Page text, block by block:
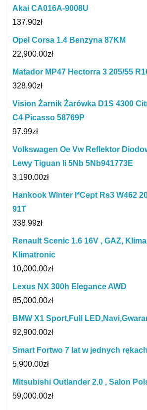
Akai CA016A-9008U
137.90zł
Opel Corsa 1.4 Benzyna 87KM
22,900.00zł
Matador MP47 Hectorra 3 205/55
328.90zł
Vision Żarnik Żarówka D1S 4300
C4 Picasso 58769P
97.99zł
Volkswagen Oe Vw Reflektor
Lewy Tiguan Ii 5Nb 5Nb941773E
3,190.00zł
Hankook Winter I*Cept Rs3 W462
91T
338.99zł
Renault Scenic 1.6 16V , GAZ,
Klimatronic
10,000.00zł
Lexus NX 300h Elegance AWD
85,000.00zł
BMW X1 Sport,Full
92,900.00zł
Smart Fortwo 7 lat w jednych rękach
5,900.00zł
Mitsubishi Outlander 2.0 , Salon
59,000.00zł